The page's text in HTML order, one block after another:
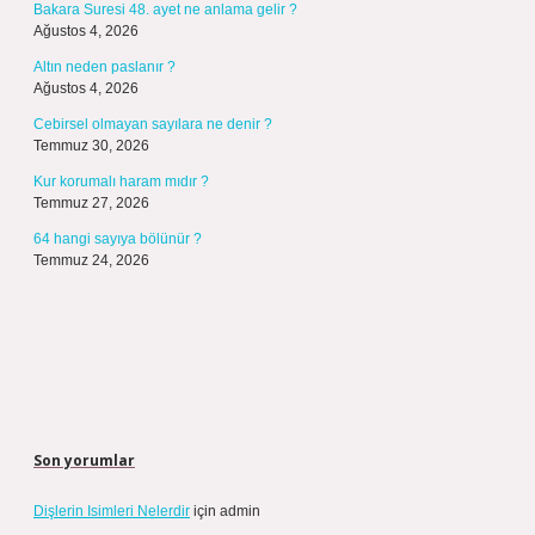
Bakara Suresi 48. ayet ne anlama gelir ?
Ağustos 4, 2026
Altın neden paslanır ?
Ağustos 4, 2026
Cebirsel olmayan sayılara ne denir ?
Temmuz 30, 2026
Kur korumalı haram mıdır ?
Temmuz 27, 2026
64 hangi sayıya bölünür ?
Temmuz 24, 2026
Son yorumlar
Dişlerin Isimleri Nelerdir için admin